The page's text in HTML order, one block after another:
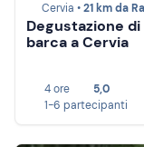
Cervia •21 km da
Degustazione
barca a Cervia
4 ore
5,0
1-6 partecipanti